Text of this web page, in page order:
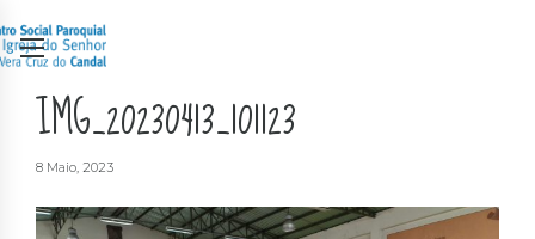
IMG_20230413_101123
8 Maio, 2023